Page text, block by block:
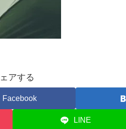
アする
Facebook
LINE